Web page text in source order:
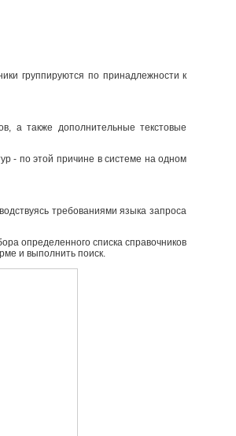
группируются по принадлежности к
а также дополнительные текстовые
- по этой причине в системе на одном
требованиями языка запроса
определенного списка справочников
и выполнить поиск.